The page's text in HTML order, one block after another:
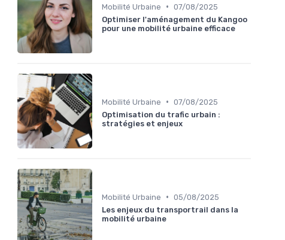
Mobilité Urbaine • 07/08/2025
Optimiser l'aménagement du Kangoo
pour une mobilité urbaine efficace
Mobilité Urbaine • 07/08/2025
Optimisation du trafic urbain :
stratégies et enjeux
Mobilité Urbaine • 05/08/2025
Les enjeux du transportrail dans la
mobilité urbaine